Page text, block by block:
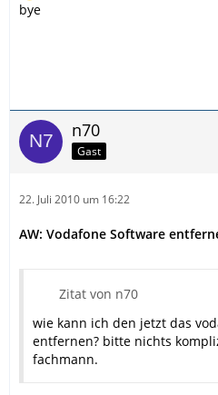
bye
n70
Gast
22. Juli 2010 um 16:22
AW: Vodafone Software
Zitat von n70
wie kann ich den jetzt das
entfernen? bitte nichts
fachmann.